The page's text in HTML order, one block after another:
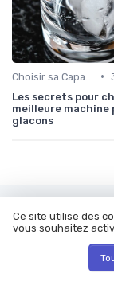
•
Les secrets pour
meilleure machine
glacons
Les articles
Ce site utilise des
vous souhaitez